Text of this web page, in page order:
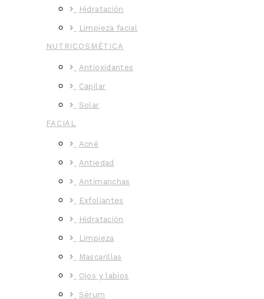
Hidratación
Limpieza facial
NUTRICOSMÉTICA
Antioxidantes
Capilar
Solar
FACIAL
Acné
Antiedad
Antimanchas
Exfoliantes
Hidratación
Limpieza
Mascarillas
Ojos y labios
Sérum